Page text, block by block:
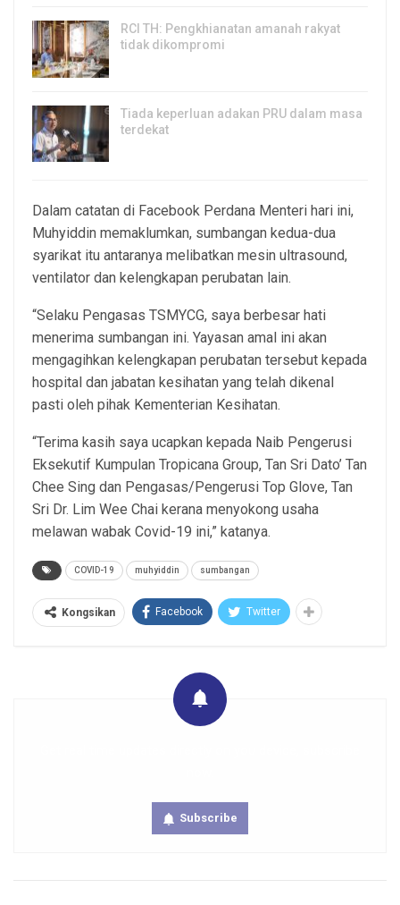
RCI TH: Pengkhianatan amanah rakyat
tidak dikompromi
Tiada keperluan adakan PRU dalam masa
terdekat
Dalam catatan di Facebook Perdana Menteri hari ini,
Muhyiddin memaklumkan, sumbangan kedua-dua
syarikat itu antaranya melibatkan mesin ultrasound,
ventilator dan kelengkapan perubatan lain.
“Selaku Pengasas TSMYCG, saya berbesar hati
menerima sumbangan ini. Yayasan amal ini akan
mengagihkan kelengkapan perubatan tersebut kepada
hospital dan jabatan kesihatan yang telah dikenal
pasti oleh pihak Kementerian Kesihatan.
“Terima kasih saya ucapkan kepada Naib Pengerusi
Eksekutif Kumpulan Tropicana Group, Tan Sri Dato’ Tan
Chee Sing dan Pengasas/Pengerusi Top Glove, Tan
Sri Dr. Lim Wee Chai kerana menyokong usaha
melawan wabak Covid-19 ini,” katanya.
COVID-19 muhyiddin sumbangan
Kongsikan Facebook Twitter
Subscribe